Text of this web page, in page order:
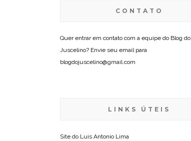
CONTATO
Quer entrar em contato com a equipe do Blog do
Juscelino? Envie seu email para
blogdojuscelino@gmail.com
LINKS ÚTEIS
Site do Luis Antonio Lima